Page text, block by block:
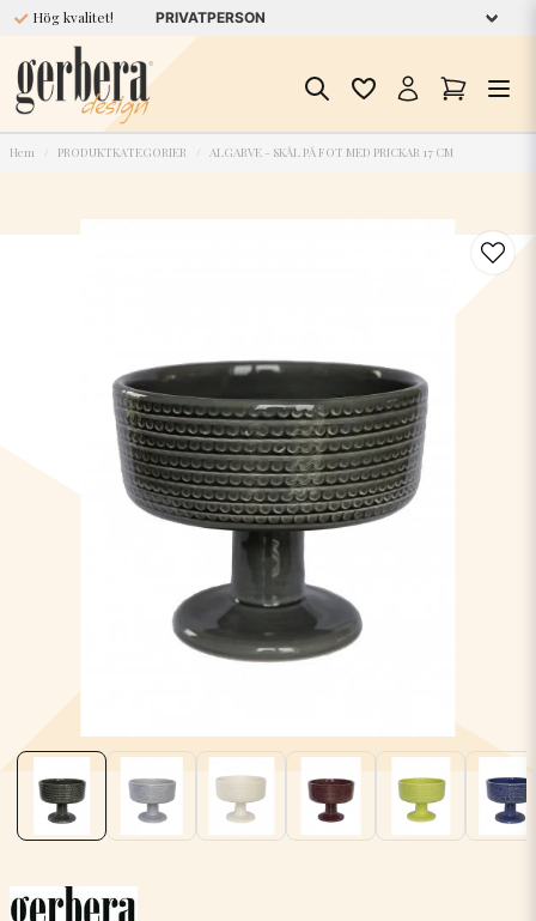
Hög kvalitet!
Hem PRODUKTKATEGORIER ALGARVE - SKÅL PÅ FOT MED PRICKAR 17 CM